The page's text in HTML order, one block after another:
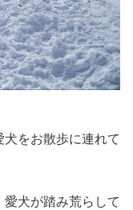
をお散歩に連れて
犬が踏み荒らして